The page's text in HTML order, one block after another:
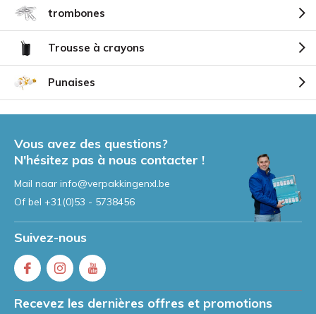
trombones
Trousse à crayons
Punaises
Vous avez des questions?
N'hésitez pas à nous contacter !
Mail naar info@verpakkingenxl.be
Of bel +31(0)53 - 5738456
Suivez-nous
Recevez les dernières offres et promotions